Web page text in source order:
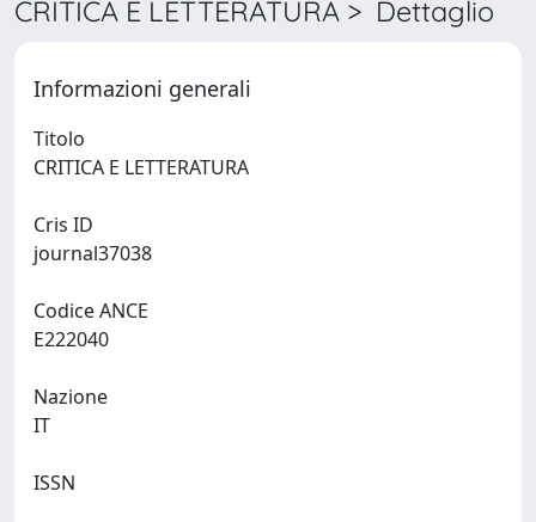
CRITICA E LETTERATURA > Dettaglio
Informazioni generali
Titolo
Cris ID
Codice ANCE
Nazione
ISSN